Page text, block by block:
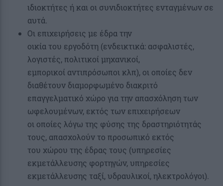
ιδιοκτήτες ή και οι συνιδιοκτήτες ενταγμένων σε
αυτά.
Οι επιχειρήσεις με έδρα την
οικία του εργοδότη (ενδεικτικά: ασφαλιστές,
λογιστές, πολιτικοί μηχανικοί,
εμπορικοί αντιπρόσωποι κλπ), οι οποίες δεν
διαθέτουν διαμορφωμένο διακριτό
επαγγελματικό χώρο για την απασχόληση των
ωφελουμένων, εκτός των επιχειρήσεων
οι οποίες λόγω της φύσης της δραστηριότητάς
τους, απασχολούν το προσωπικό εκτός
του χώρου της έδρας τους (υπηρεσίες
εκμετάλλευσης φορτηγών, υπηρεσίες
εκμετάλλευσης ταξί, υδραυλικοί, ηλεκτρολόγοι).